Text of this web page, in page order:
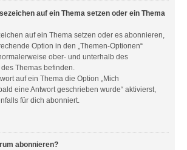
auf ein Thema setzen oder ein Thema
auf ein Thema setzen oder es abonnieren,
Option in den „Themen-Optionen“
ober- und unterhalb des
Themas befinden.
auf ein Thema die Option „Mich
eine Antwort geschrieben wurde“ aktivierst,
für dich abonniert.
abonnieren?